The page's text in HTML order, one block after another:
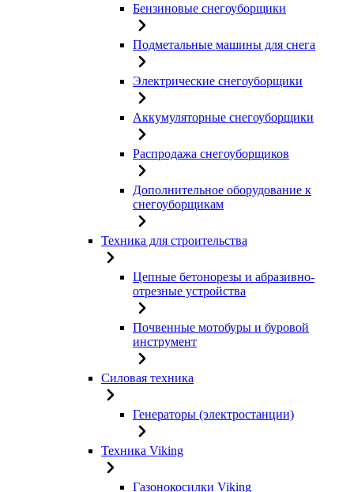
Бензиновые снегоуборщики
Подметальные машины для снега
Электрические снегоуборщики
Аккумуляторные снегоуборщики
Распродажа снегоуборщиков
Дополнительное оборудование к
снегоуборщикам
Техника для строительства
Цепные бетонорезы и абразивно-
отрезные устройства
Почвенные мотобуры и буровой
инструмент
Силовая техника
Генераторы (электростанции)
Техника Viking
Газонокосилки Viking